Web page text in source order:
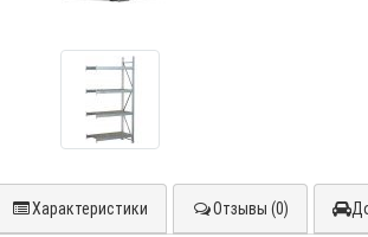
Характеристики Отзывы (0)